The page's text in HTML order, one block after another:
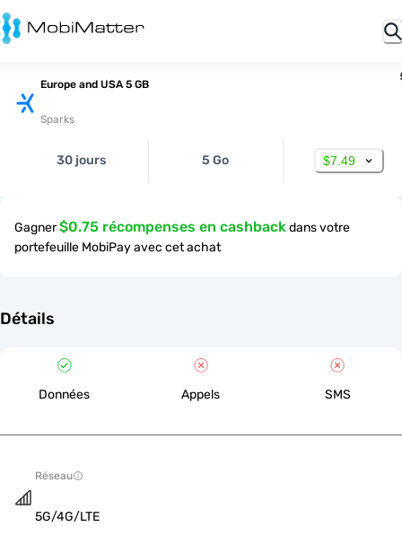
Europe and USA 5 GB
Sparks
30 jours 5 Go $7.49
Gagner$0.75 récompenses en cashbackdans votre
portefeuille MobiPay avec cet achat
Détails
Données Appels SMS
Réseau
5G/4G/LTE